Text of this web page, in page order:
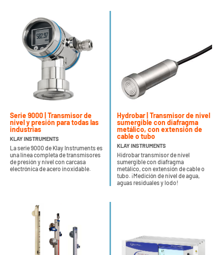
Serie 9000 | Transmisor de
nivel y presión para todas las
industrias
KLAY INSTRUMENTS
La serie 9000 de Klay Instruments es
una línea completa de transmisores
de presión y nivel con carcasa
electrónica de acero inoxidable.
Hydrobar | Transmisor de nivel
sumergible con diafragma
metálico, con extensión de
cable o tubo
KLAY INSTRUMENTS
Hidrobar transmisor de nivel
sumergible con diafragma
metálico, con extensión de cable o
tubo. ¡Medición de nivel de agua,
aguas residuales y lodo!